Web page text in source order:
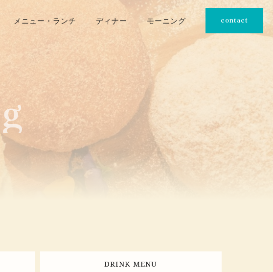
メニュー・ランチ ディナー モーニング contact
g
DRINK MENU